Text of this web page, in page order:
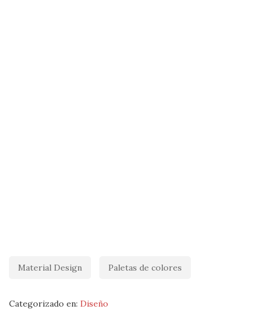
Material Design Paletas de colores
Categorizado en: Diseño